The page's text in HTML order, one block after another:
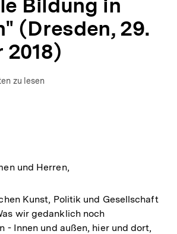
Bildung in
(Dresden, 29.
2018)
zu lesen
und Herren,
Kunst, Politik und Gesellschaft
wir gedanklich noch
- Innen und außen, hier und dort,